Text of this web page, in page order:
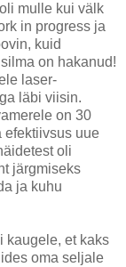
mulle kui välk
in progress ja
kuid
on hakanud!
laser-
läbi viisin.
on 30
efektiivsus uue
oli
järgmiseks
ja kuhu
kaugele, et kaks
oma seljale